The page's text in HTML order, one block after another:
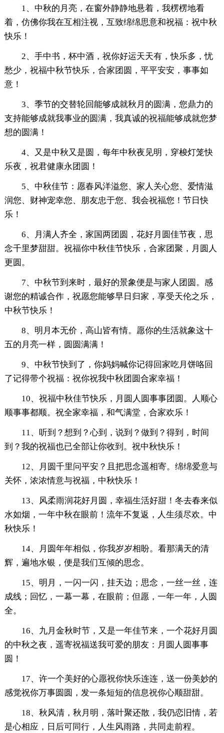
1、中秋的月亮，在窗外静静地悬着，我楞楞地看
着，仿佛你我在互相注视，互致绵绵思意和祝福：祝中秋
快乐！
2、手中书，杯中酒，祝你好运天天有，快乐多，忧
愁少，祝福中秋节快乐，合家团圆，平平安安，事事如
意！
3、季节的交替轮回能够成就秋月的圆满，您鼎力的
支持能够成就我事业的圆满，我真诚的祝福能够成就您梦
想的圆满！
4、又是中秋又是圆，每年中秋夜见明，穿梭灯笼快
乐夜，祝君健康永团圆！
5、中秋佳节：愿春风洋溢您、家人关心您、爱情滋
润您、财神宠幸您、朋友忠于您、我会祝福您！节日快
乐！
6、月满人齐全，家国两团圆，花好月圆佳节夜，思
念千里梦甜甜。祝福你中秋佳节快乐，合家团聚，月圆人
更圆。
7、中秋节到来时，最好的景象便是与家人团圆。感
谢您的精诚合作，祝愿您能够早日归家，享受天伦之乐，
中秋节快乐！
8、明月本无价，高山皆有情。愿你的生活就象这十
五的月亮一样，圆圆满满！
9、中秋节快到了，你妈妈喊你记得回家吃月饼咯回
了记得带个祝福：祝你祝我中秋团圆合家幸福！
10、祝福中秋佳节快乐，月圆人圆事事团圆。人顺心
顺事事都顺。祝全家幸福，和气满堂，合家欢乐！
11、听到？想到？心到，说到？做到？得到，时间
到？我的祝福也已全部让你收到。祝中秋快乐！
12、月圆千里问平安？且把思念遥相寄。绵绵爱意与
关怀，浓浓情意与祝福，中秋快乐！
13、风柔雨润花好月圆，幸福生活好甜！冬去春来似
水如烟，一年中秋在眼前！流年不复返，人生须尽欢。中
秋快乐！
14、月圆年年相似，你我岁岁相盼。看那满天的清
辉，遍地水银，便是我们互倾的思念。
15、明月，一闪一闪，挂天边；思念，一丝一丝，连
成线；回忆，一幕一幕，在眼前；但愿，一年一年，人圆
全。
16、九月金秋时节，又是一年佳节来，一个花好月圆
的中秋之夜，遥寄祝福送我可爱的朋友：月圆人圆事事
圆！
17、许一个美好的心愿祝你快乐连连，送一份美妙的
感觉祝你万事圆圆，发一条短短的信息祝你心顺甜甜。
18、秋风清，秋月明，落叶聚还散，我仍恋旧情，若
是心相应，日后可同行，人生风雨路，共同走前程。